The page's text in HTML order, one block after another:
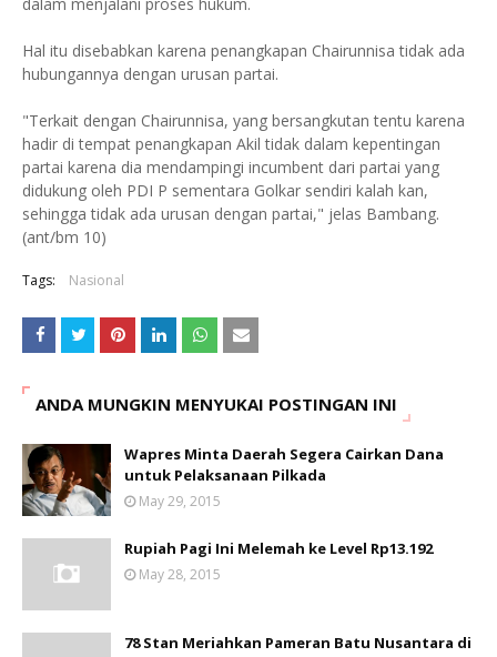
dalam menjalani proses hukum.
Hal itu disebabkan karena penangkapan Chairunnisa tidak ada
hubungannya dengan urusan partai.
"Terkait dengan Chairunnisa, yang bersangkutan tentu karena
hadir di tempat penangkapan Akil tidak dalam kepentingan
partai karena dia mendampingi incumbent dari partai yang
didukung oleh PDI P sementara Golkar sendiri kalah kan,
sehingga tidak ada urusan dengan partai," jelas Bambang.
(ant/bm 10)
Tags: Nasional
ANDA MUNGKIN MENYUKAI POSTINGAN INI
Wapres Minta Daerah Segera Cairkan Dana
untuk Pelaksanaan Pilkada
May 29, 2015
Rupiah Pagi Ini Melemah ke Level Rp13.192
May 28, 2015
78 Stan Meriahkan Pameran Batu Nusantara di